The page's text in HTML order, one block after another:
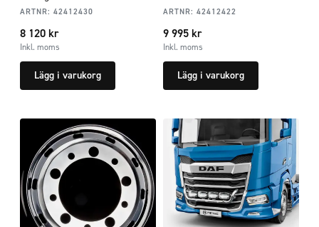
ARTNR: 42412430
8 120 kr
Inkl. moms
Lägg i varukorg
ARTNR: 42412422
9 995 kr
Inkl. moms
Lägg i varukorg